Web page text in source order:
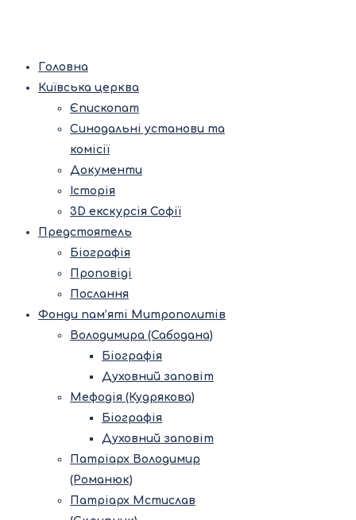
Головна
Київська церква
Єпископат
Синодальні установи та
комісії
Документи
Історія
3D екскурсія Софії
Предстоятель
Біографія
Проповіді
Послання
Фонди пам’яті Митрополитів
Володимира (Сабодана)
Біографія
Духовний заповіт
Мефодія (Кудрякова)
Біографія
Духовний заповіт
Патріарх Володимир
(Романюк)
Патріарх Мстислав